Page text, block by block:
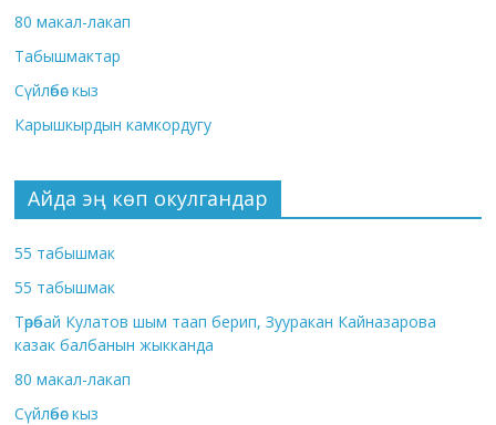
80 макал-лакап
Табышмактар
Сүйлөбөс кыз
Карышкырдын камкордугу
Айда эң көп окулгандар
55 табышмак
55 табышмак
Төрөбай Кулатов шым таап берип, Зууракан Кайназарова
казак балбанын жыкканда
80 макал-лакап
Сүйлөбөс кыз